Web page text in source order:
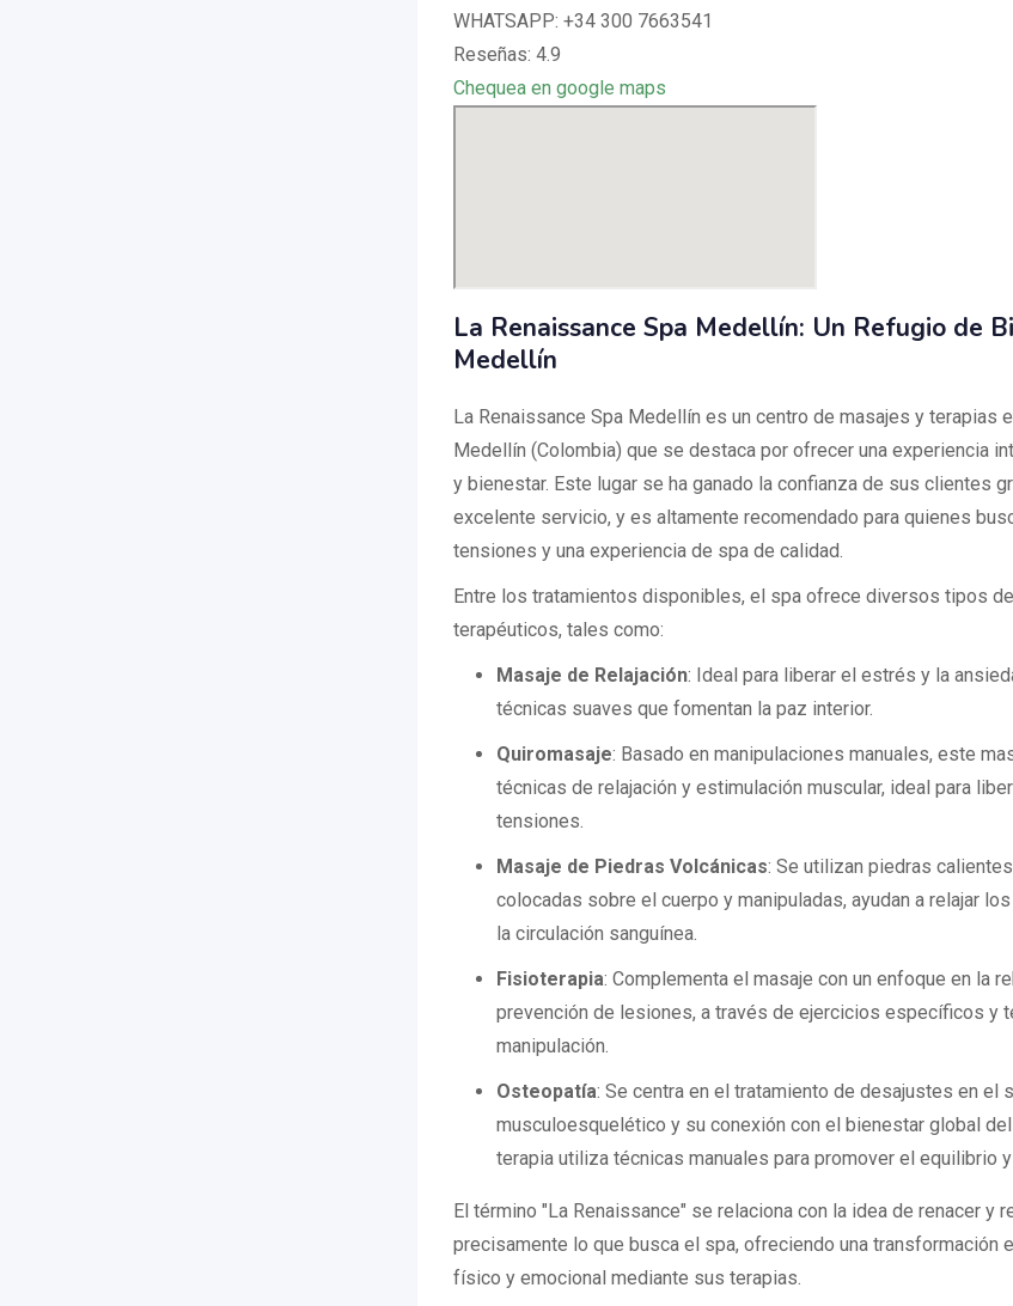
WHATSAPP: +34 300 7663541
Reseñas: 4.9
Chequea en google maps
La Renaissance Spa Medellín: Un Refugio de
Medellín
La Renaissance Spa Medellín es un centro de masajes y terapias
Medellín (Colombia) que se destaca por ofrecer una experiencia
y bienestar. Este lugar se ha ganado la confianza de sus clientes
excelente servicio, y es altamente recomendado para quienes
tensiones y una experiencia de spa de calidad.
Entre los tratamientos disponibles, el spa ofrece diversos tipos
terapéuticos, tales como:
Masaje de Relajación: Ideal para liberar el estrés y la
técnicas suaves que fomentan la paz interior.
Quiromasaje: Basado en manipulaciones manuales, este
técnicas de relajación y estimulación muscular, ideal para
tensiones.
Masaje de Piedras Volcánicas: Se utilizan piedras
colocadas sobre el cuerpo y manipuladas, ayudan a relajar
la circulación sanguínea.
Fisioterapia: Complementa el masaje con un enfoque en la
prevención de lesiones, a través de ejercicios específicos y
manipulación.
Osteopatía: Se centra en el tratamiento de desajustes en el
musculoesquelético y su conexión con el bienestar global
terapia utiliza técnicas manuales para promover el equilibrio
El término "La Renaissance" se relaciona con la idea de renacer y
precisamente lo que busca el spa, ofreciendo una transformación
físico y emocional mediante sus terapias.